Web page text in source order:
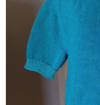
gewoon
open!!